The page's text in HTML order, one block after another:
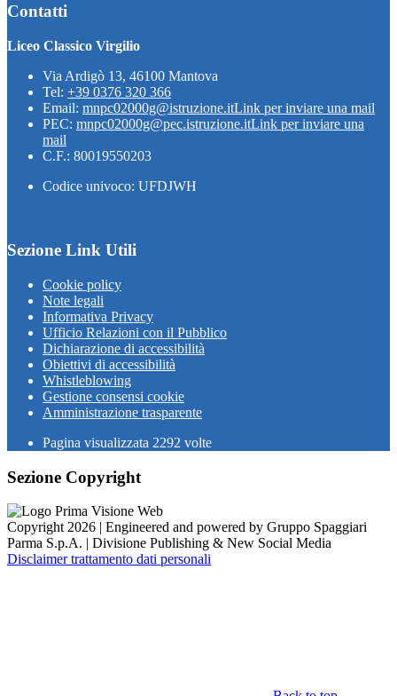
Contatti
Liceo Classico Virgilio
Via Ardigò 13, 46100 Mantova
Tel: +39 0376 320 366
Email: mnpc02000g@istruzione.itLink per inviare una mail
PEC: mnpc02000g@pec.istruzione.itLink per inviare una
mail
C.F.: 80019550203
Codice univoco: UFDJWH
Sezione Link Utili
Cookie policy
Note legali
Informativa Privacy
Ufficio Relazioni con il Pubblico
Dichiarazione di accessibilità
Obiettivi di accessibilità
Whistleblowing
Gestione consensi cookie
Amministrazione trasparente
Pagina visualizzata 2292 volte
Sezione Copyright
Copyright 2026 | Engineered and powered by Gruppo Spaggiari
Parma S.p.A. | Divisione Publishing & New Social Media
Disclaimer trattamento dati personali